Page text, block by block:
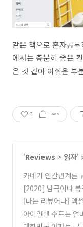
같은 책으로 혼자공
에서는 충분히 좋은
은 것 같아 아쉬운 부
1
'Reviews > 읽자'
카네기 인간관계론
[2020] 남극이나 북
[나는 리뷰어다] 엑
과학
(0)
아이언맨 수트는 얼